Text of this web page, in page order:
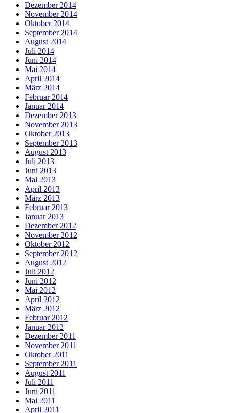
Dezember 2014
November 2014
Oktober 2014
September 2014
August 2014
Juli 2014
Juni 2014
Mai 2014
April 2014
März 2014
Februar 2014
Januar 2014
Dezember 2013
November 2013
Oktober 2013
September 2013
August 2013
Juli 2013
Juni 2013
Mai 2013
April 2013
März 2013
Februar 2013
Januar 2013
Dezember 2012
November 2012
Oktober 2012
September 2012
August 2012
Juli 2012
Juni 2012
Mai 2012
April 2012
März 2012
Februar 2012
Januar 2012
Dezember 2011
November 2011
Oktober 2011
September 2011
August 2011
Juli 2011
Juni 2011
Mai 2011
April 2011